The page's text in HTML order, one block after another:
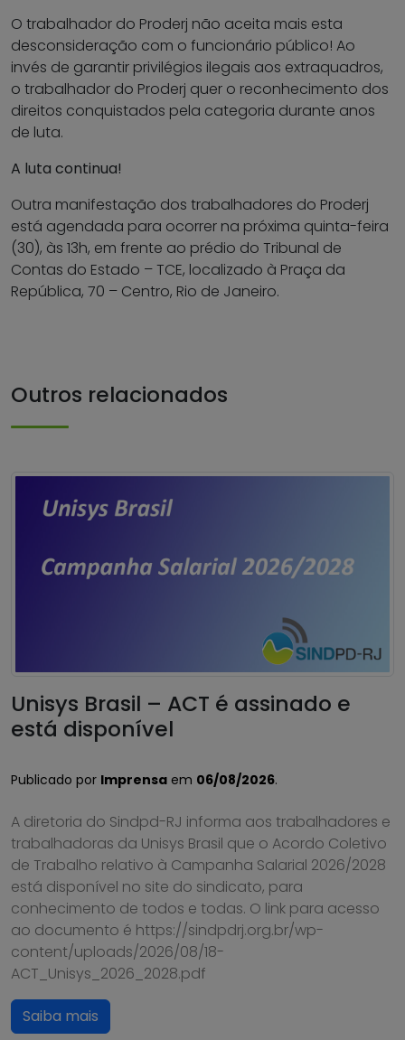
O trabalhador do Proderj não aceita mais esta
desconsideração com o funcionário público! Ao
invés de garantir privilégios ilegais aos extraquadros,
o trabalhador do Proderj quer o reconhecimento dos
direitos conquistados pela categoria durante anos
de luta.
A luta continua!
Outra manifestação dos trabalhadores do Proderj
está agendada para ocorrer na próxima quinta-feira
(30), às 13h, em frente ao prédio do Tribunal de
Contas do Estado – TCE, localizado à Praça da
República, 70 – Centro, Rio de Janeiro.
Outros relacionados
Unisys Brasil – ACT é assinado e
está disponível
Publicado por Imprensa em 06/08/2026.
A diretoria do Sindpd-RJ informa aos trabalhadores e
trabalhadoras da Unisys Brasil que o Acordo Coletivo
de Trabalho relativo à Campanha Salarial 2026/2028
está disponível no site do sindicato, para
conhecimento de todos e todas. O link para acesso
ao documento é https://sindpdrj.org.br/wp-
content/uploads/2026/08/18-
ACT_Unisys_2026_2028.pdf
Saiba mais